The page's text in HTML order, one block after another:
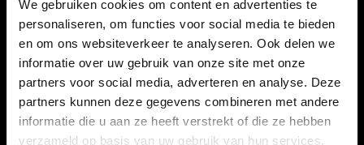
We gebruiken cookies om content en advertenties te
personaliseren, om functies voor social media te bieden
en om ons websiteverkeer te analyseren. Ook delen we
informatie over uw gebruik van onze site met onze
partners voor social media, adverteren en analyse. Deze
partners kunnen deze gegevens combineren met andere
informatie die u aan ze heeft verstrekt of die ze hebben
verzameld op basis van uw gebruik van hun services.
WERKGEVERS
Nieuwe cao uitzenden 2026
Vraag een offerte aan
Topvacatures